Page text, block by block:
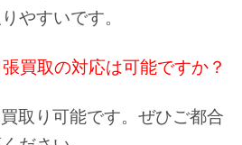
やすいです。
買取の対応は可能ですか？
取り可能です。ぜひご都合